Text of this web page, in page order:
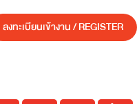
ลงทะเบียนเข้างาน / REGISTER